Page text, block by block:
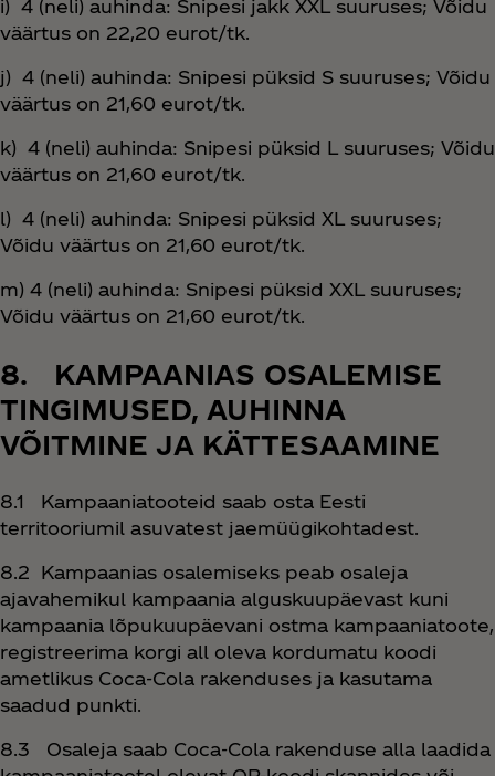
i) 4 (neli) auhinda: Snipesi jakk XXL suuruses; Võidu
väärtus on 22,20 eurot/tk.
j) 4 (neli) auhinda: Snipesi püksid S suuruses; Võidu
väärtus on 21,60 eurot/tk.
k) 4 (neli) auhinda: Snipesi püksid L suuruses; Võidu
väärtus on 21,60 eurot/tk.
l) 4 (neli) auhinda: Snipesi püksid XL suuruses;
Võidu väärtus on 21,60 eurot/tk.
m) 4 (neli) auhinda: Snipesi püksid XXL suuruses;
Võidu väärtus on 21,60 eurot/tk.
8. KAMPAANIAS OSALEMISE
TINGIMUSED, AUHINNA
VÕITMINE JA KÄTTESAAMINE
8.1 Kampaaniatooteid saab osta Eesti
territooriumil asuvatest jaemüügikohtadest.
8.2 Kampaanias osalemiseks peab osaleja
ajavahemikul kampaania alguskuupäevast kuni
kampaania lõpukuupäevani ostma kampaaniatoote,
registreerima korgi all oleva kordumatu koodi
ametlikus Coca‑Cola rakenduses ja kasutama
saadud punkti.
8.3 Osaleja saab Coca‑Cola rakenduse alla laadida